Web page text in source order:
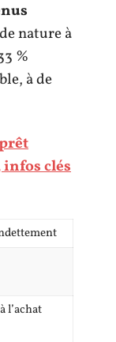
nature à
%
à de
clés
l’achat